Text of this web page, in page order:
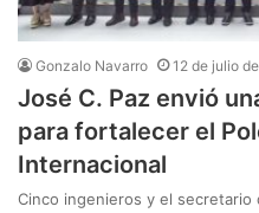
Gonzalo Navarro 12 de julio
José C. Paz envió
para fortalecer el
Internacional
Cinco ingenieros y el secretario